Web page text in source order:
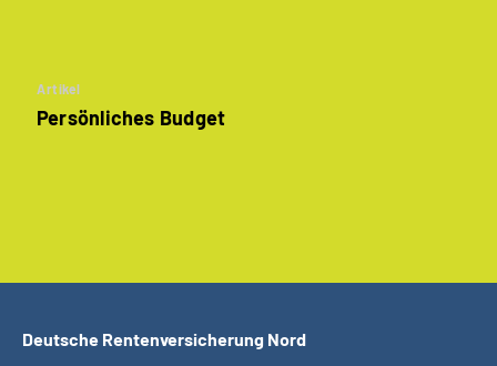
Artikel
Persönliches Budget
Deutsche Rentenversicherung Nord